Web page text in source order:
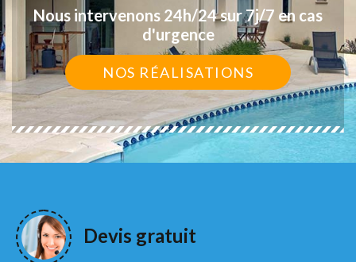
Nous intervenons 24h/24 sur 7j/7 en cas
d'urgence
NOS RÉALISATIONS
Devis gratuit